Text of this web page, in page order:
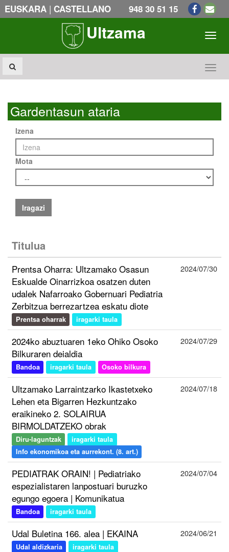
EUSKARA | CASTELLANO 948 30 51 15
Ultzama
Gardentasun ataria
Izena
Mota
Iragazi
Titulua
Prentsa Oharra: Ultzamako Osasun
Eskualde Oinarrizkoa osatzen duten
udalek Nafarroako Gobernuari Pediatria
Zerbitzua berrezartzea eskatu diote
Prentsa oharrak iragarki taula
2024/07/30
2024ko abuztuaren 1eko Ohiko Osoko
Bilkuraren deialdia
Bandoa iragarki taula Osoko bilkura
2024/07/29
Ultzamako Larraintzarko Ikastetxeko
Lehen eta Bigarren Hezkuntzako
eraikineko 2. SOLAIRUA
BIRMOLDATZEKO obrak
Diru-laguntzak
iragarki taula
Info ekonomikoa eta aurrekont. (8. art.)
2024/07/18
PEDIATRAK ORAIN! | Pediatriako
espezialistaren lanpostuari buruzko
egungo egoera | Komunikatua
Bandoa iragarki taula
2024/07/04
Udal Buletina 166. alea | EKAINA
Udal aldizkaria iragarki taula
2024/06/21